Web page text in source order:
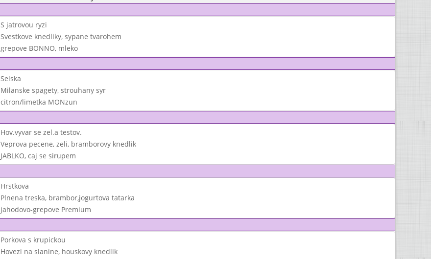
S jatrovou ryzi
Svestkove knedliky, sypane tvarohem
grepove BONNO, mleko
Selska
Milanske spagety, strouhany syr
citron/limetka MONzun
Hov.vyvar se zel.a testov.
Veprova pecene, zeli, bramborovy knedlik
JABLKO, caj se sirupem
Hrstkova
Plnena treska, brambor,jogurtova tatarka
jahodovo-grepove Premium
Porkova s krupickou
Hovezi na slanine, houskovy knedlik